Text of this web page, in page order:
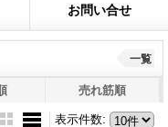
お問い合せ
一覧
売れ筋順
表示件数: